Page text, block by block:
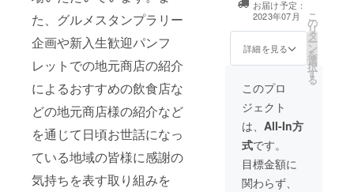
た、グルメスタンプラリー
企画や新入生歓迎パンフ
レットでの地元商店の紹介
によるおすすめの飲食店な
どの地元商店様の紹介など
を通じて日頃お世話になっ
ている地域の皆様に感謝の
気持ちを表す取り組みを
ファイル、トー
トバッグ お名前
をご記入くださ
い。（任意）
お届け予定：
2023年07月
詳細を見る
こ
の
リ
タ
ー
ン
を
選
択
す
る
このプロ
ジェクト
は、 All-In方
式です。
目標金額に
関わらず、